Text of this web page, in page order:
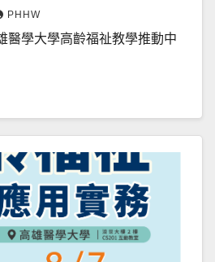
PHHW
醫學大學高齡福祉教學推動中